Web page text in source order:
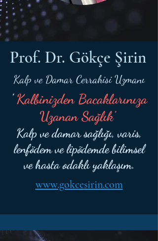
Kalp ve Damar Cerrahisi Uzmanı
Prof. Dr. Gökçe Şirin
Kalbinizden Bacaklarınıza
Uzanan Sağlık'
Kalp ve damar sağlığı, varis,
lenfödem ve lipödemde bilimsel
ve hasta odaklı yaklaşım.
www.gokcesirin.com